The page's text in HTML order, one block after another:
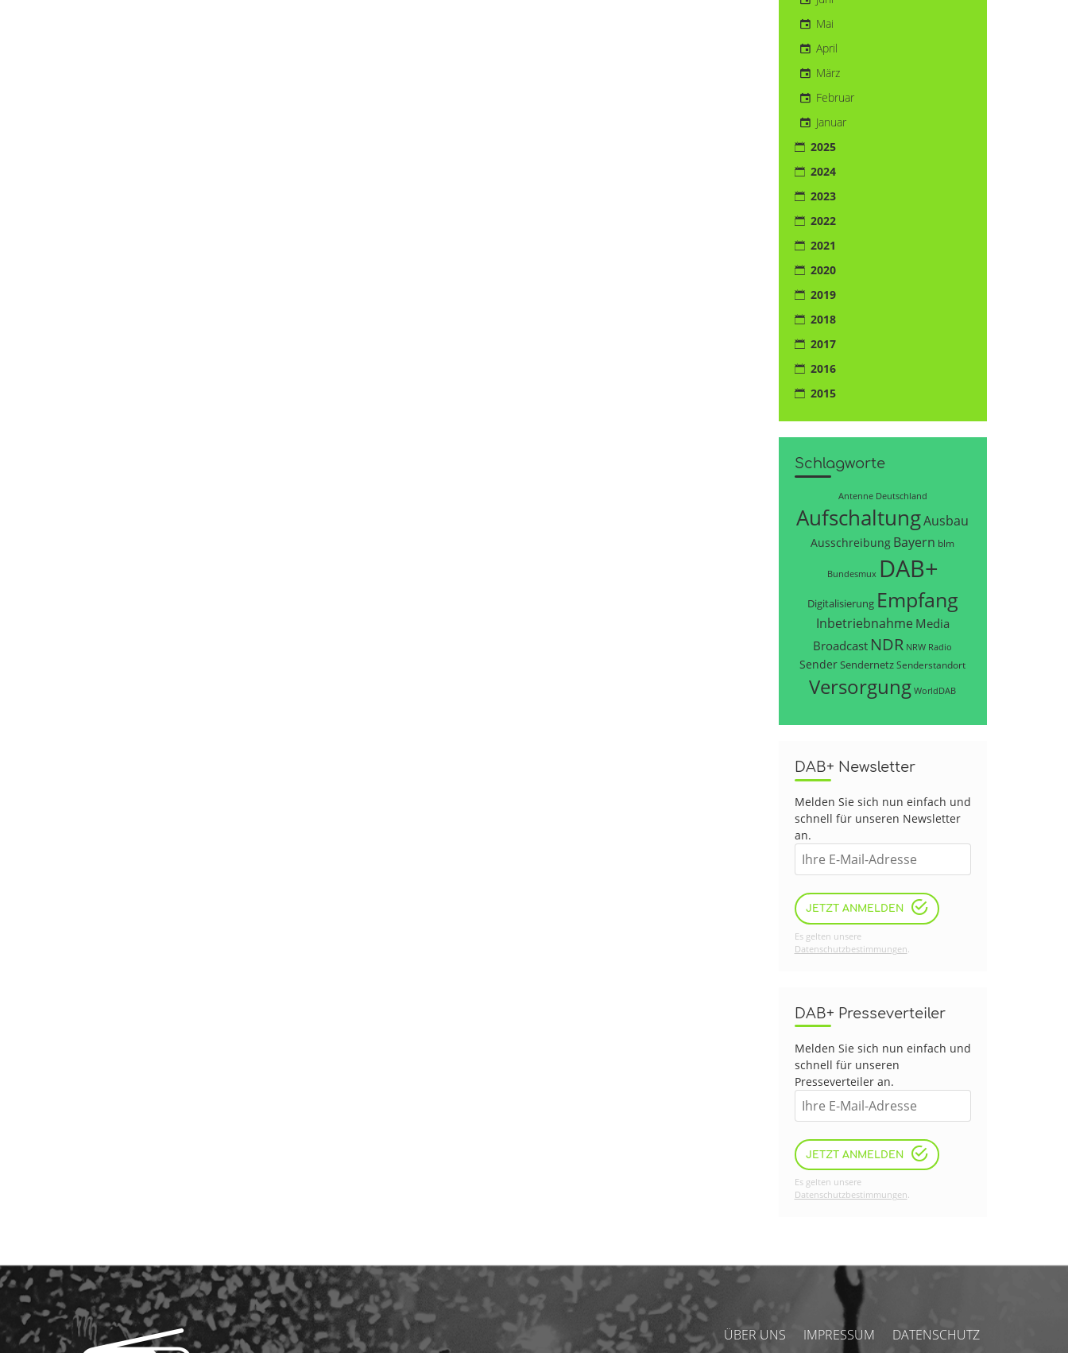
Mai
April
März
Februar
Januar
2025
2024
2023
2022
2021
2020
2019
2018
2017
2016
2015
Schlagworte
Antenne Deutschland
AufschaltungAusbau
Ausschreibung Bayern blm
Bundesmux DAB+
Digitalisierung Empfang
Inbetriebnahme Media
Broadcast NDR NRW Radio
SenderSendernetzSenderstandort
Versorgung WorldDAB
DAB+ Newsletter
Melden Sie sich nun einfach und
schnell für unseren Newsletter
an.
JETZT ANMELDEN
Es gelten unsere
Datenschutzbestimmungen
DAB+ Presseverteiler
Melden Sie sich nun einfach und
schnell für unseren
Presseverteiler an.
JETZT ANMELDEN
Es gelten unsere
Datenschutzbestimmungen.
ÜBER UNS IMPRESSUM DATENSCHUTZ